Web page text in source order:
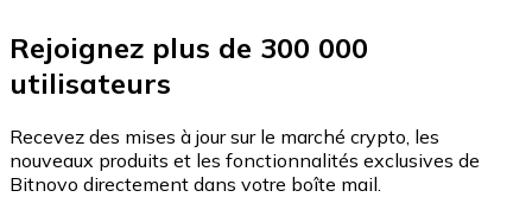
Rejoignez plus de 300 000
utilisateurs
Recevez des mises à jour sur le marché crypto, les
nouveaux produits et les fonctionnalités exclusives de
Bitnovo directement dans votre boîte mail.